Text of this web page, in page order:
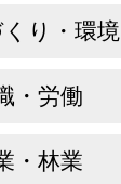
くり・環境
・労働
・林業